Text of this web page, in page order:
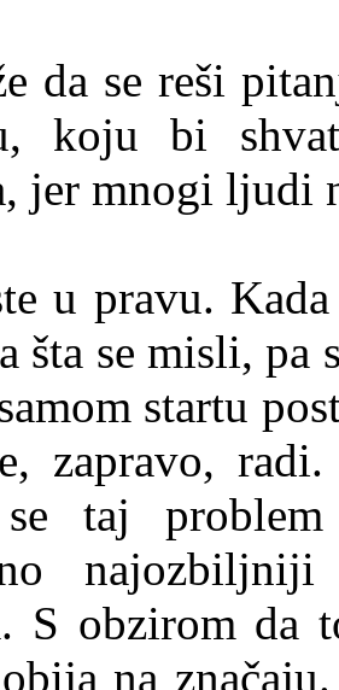
da se reši
koju bi
jer mnogi ljudi
u pravu.
šta se misli, pa
startu
zapravo,
taj problem
S obzirom da
na